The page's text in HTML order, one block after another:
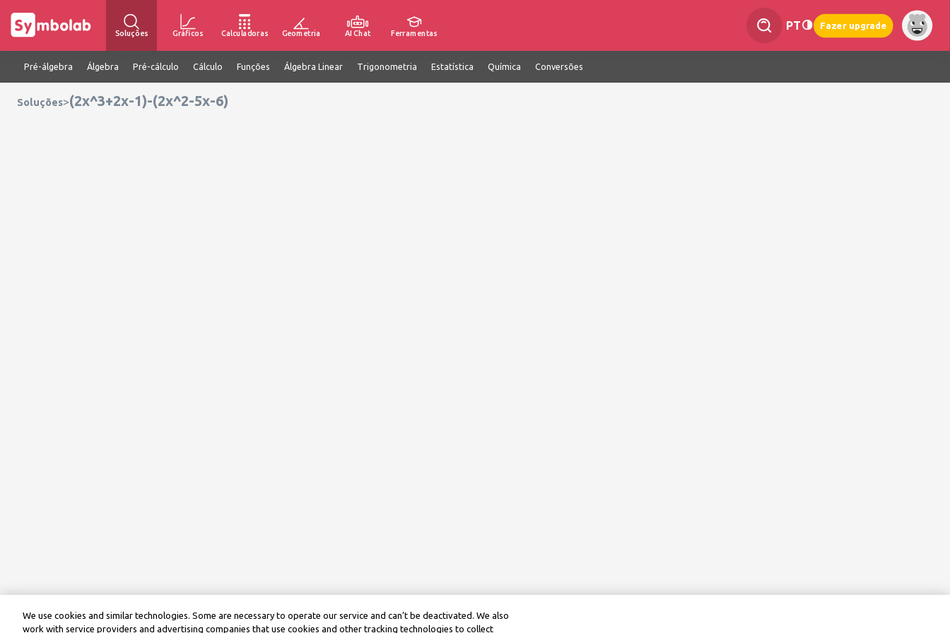
Soluções Gráficos Calculadoras Geometria AI Chat Ferramentas
PT Fazer upgrade
Pré-álgebra Álgebra Pré-cálculo Cálculo Funções Álgebra Linear Trigonometria Estatística Química Conversões
Soluções>(2x^3+2x-1)-(2x^2-5x-6)
We use cookies and similar technologies. Some are necessary to operate our service and can’t be deactivated. We also
work with service providers and advertising companies that use cookies and other tracking technologies to collect